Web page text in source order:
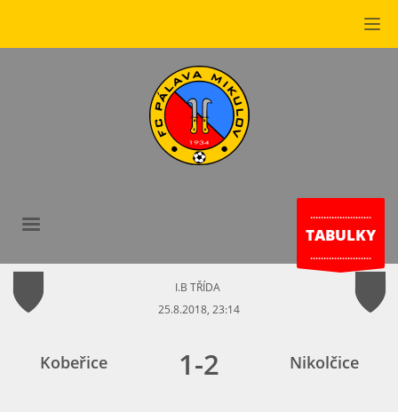
.......................
TABULKY
.......................
I.B TŘÍDA
25.8.2018, 23:14
Kobeřice 1-2 Nikolčice